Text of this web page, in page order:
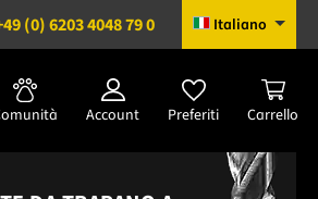
(0) 6203 4048 79 0 Italiano
Account Preferiti Carrello